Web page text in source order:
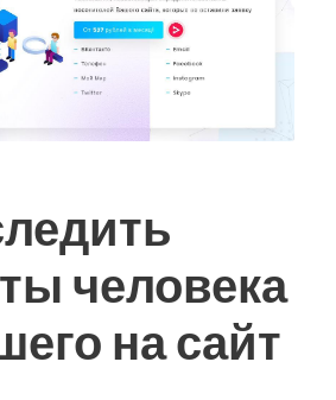
человека
на сайт